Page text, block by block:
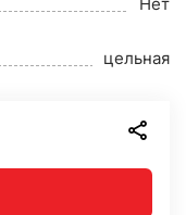
цельная